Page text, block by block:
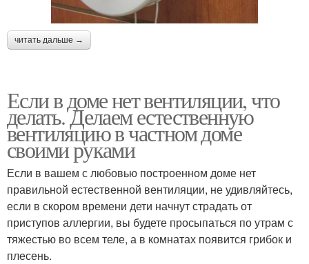
читать дальше →
Если в доме нет вентиляции, что
делать. Делаем естественную
вентиляцию в частном доме
своими руками
Если в вашем с любовью построенном доме нет
правильной естественной вентиляции, не удивляйтесь,
если в скором времени дети начнут страдать от
приступов аллергии, вы будете просыпаться по утрам с
тяжестью во всем теле, а в комнатах появится грибок и
плесень.